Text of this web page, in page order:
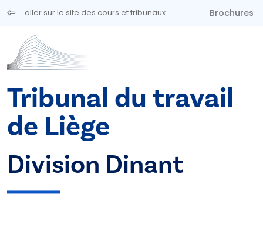
Aller au contenu principal
aller sur le site des cours et tribunaux Brochures
Tribunal du travail
de Liège
Division Dinant